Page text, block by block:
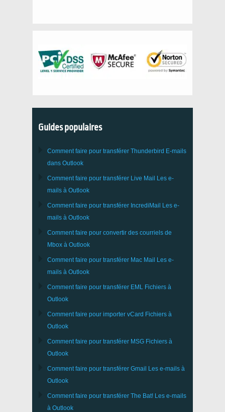
Guides populaires
Comment faire pour transférer Thunderbird E-mails
dans Outlook
Comment faire pour transférer Live Mail Les e-
mails à Outlook
Comment faire pour transférer IncrediMail Les e-
mails à Outlook
Comment faire pour convertir des courriels de
Mbox à Outlook
Comment faire pour transférer Mac Mail Les e-
mails à Outlook
Comment faire pour transférer EML
Fichiers à
Outlook
Comment faire pour importer vCard Fichiers à
Outlook
Comment faire pour transférer MSG Fichiers à
Outlook
Comment faire pour transférer Gmail Les e-mails à
Outlook
Comment faire pour transférer The Bat! Les e-mails
à Outlook